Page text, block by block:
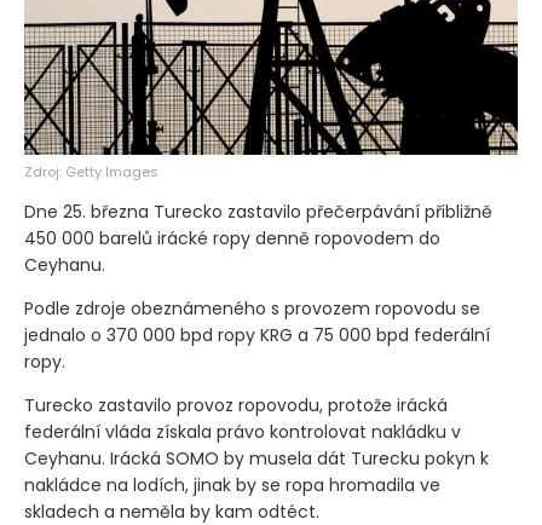
Zdroj: Getty Images
Dne 25. března Turecko zastavilo přečerpávání přibližně
450 000 barelů irácké ropy denně ropovodem do
Ceyhanu.
Podle zdroje obeznámeného s provozem ropovodu se
jednalo o 370 000 bpd ropy KRG a 75 000 bpd federální
ropy.
Turecko zastavilo provoz ropovodu, protože irácká
federální vláda získala právo kontrolovat nakládku v
Ceyhanu. Irácká SOMO by musela dát Turecku pokyn k
nakládce na lodích, jinak by se ropa hromadila ve
skladech a neměla by kam odtéct.